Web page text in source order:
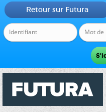
Retour sur Futura